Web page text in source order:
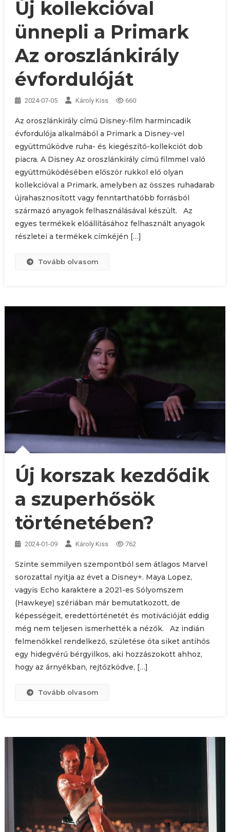
Új kollekcióval
ünnepli a Primark
Az oroszlánkirály
évfordulóját
2024-07-05 Károly Kiss 660
Az oroszlánkirály című Disney-film harmincadik
évfordulója alkalmából a Primark a Disney-vel
együttműködve ruha- és kiegészítő-kollekciót dob
piacra. A Disney Az oroszlánkirály című filmmel való
együttműködésében először rukkol elő olyan
kollekcióval a Primark, amelyben az összes ruhadarab
újrahasznosított vagy fenntarthatóbb forrásból
származó anyagok felhasználásával készült. Az
egyes termékek előállításához felhasznált anyagok
részletei a termékek címkéjén […]
Tovább olvasom
Új korszak kezdődik
a szuperhősök
történetében?
2024-01-09 Károly Kiss 762
Szinte semmilyen szempontból sem átlagos Marvel
sorozattal nyitja az évet a Disney+. Maya Lopez,
vagyis Echo karaktere a 2021-es Sólyomszem
(Hawkeye) szériában már bemutatkozott, de
képességeit, eredettörténetét és motivációját eddig
még nem teljesen ismerhették a nézők. Az indián
felmenőkkel rendelkező, születése óta siket antihős
egy hidegvérű bérgyilkos, aki hozzászokott ahhoz,
hogy az árnyékban, rejtőzködve, […]
Tovább olvasom